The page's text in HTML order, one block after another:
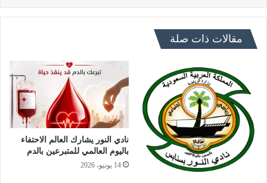
مقالات ذات صلة
نادي النور يشارك العالم الاحتفاء
باليوم العالمي للمتبرعين بالدم
14 يونيو، 2026